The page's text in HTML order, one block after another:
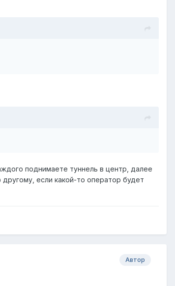
поднимаете туннель в центр, далее
если какой-то оператор будет
Автор